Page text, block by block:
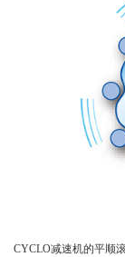
CYCLO减速机的平顺